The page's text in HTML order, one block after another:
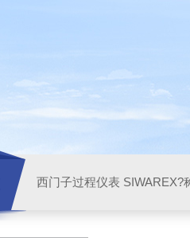
西门子过程仪表 SIWAREX?